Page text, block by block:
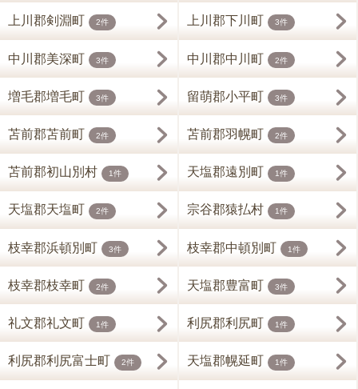
上川郡剣淵町 2件 上川郡下川町 3件
中川郡美深町 3件 中川郡中川町 2件
増毛郡増毛町 3件 留萌郡小平町 3件
苫前郡苫前町 2件 苫前郡羽幌町 2件
苫前郡初山別村 1件 天塩郡遠別町 1件
天塩郡天塩町 2件 宗谷郡猿払村 1件
枝幸郡浜頓別町 3件 枝幸郡中頓別町 1件
枝幸郡枝幸町 2件 天塩郡豊富町 3件
礼文郡礼文町 1件 利尻郡利尻町 1件
利尻郡利尻富士町 2件 天塩郡幌延町 1件